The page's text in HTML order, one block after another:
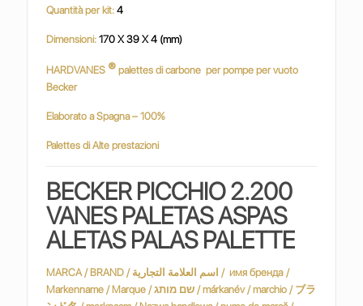
Quantità per kit:4
Dimensioni:170 X 39 X 4 (mm)
HARDVANES ® palettes di carbone per pompe per vuoto
Becker
Elaborato a Spagna – 100%
Palettes di Alte prestazioni
BECKER PICCHIO 2.200
VANES PALETAS ASPAS
ALETAS PALAS PALETTE
MARCA / BRAND / اسم العلامة التجارية / имя бренда /
Markenname / Marque / שם מותג / márkanév / marchio / ブラ